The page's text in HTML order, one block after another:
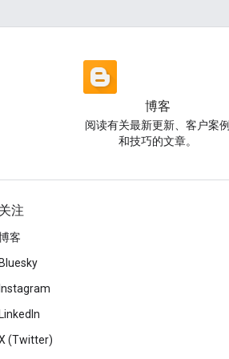
博客
阅读有关最新更新、客户案例
和技巧的文章。
关注
客
Bluesky
Instagram
LinkedIn
(Twitter)